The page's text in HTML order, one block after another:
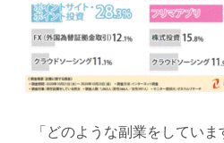
「どのような副業をしていま